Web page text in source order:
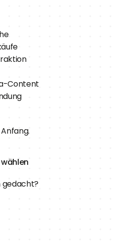
Content
gedacht?